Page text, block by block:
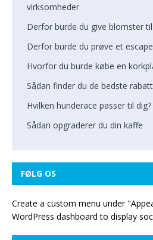
virksomheder
Derfor burde du give blomster
Derfor burde du prøve et
Hvorfor du burde købe en
Sådan finder du de bedste
Hvilken hunderace passer til dig?
Sådan opgraderer du din kaffe
FØLG OS
Create a custom menu under
WordPress dashboard to display